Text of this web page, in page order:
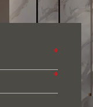
*
*